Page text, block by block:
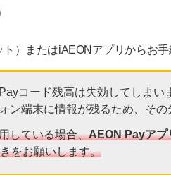
）またはiAEONアプリからお手
コード残高は失効してしまい
ン端末に情報が残るため、そ
している場合、AEON Payアプ
をお願いします。